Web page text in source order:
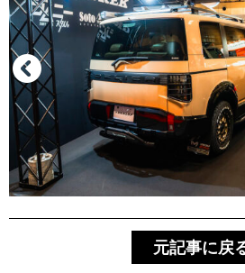
元記事に戻